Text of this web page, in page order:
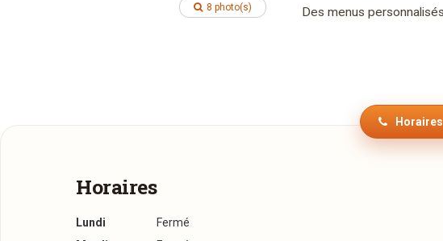
8 photo(s)
Des menus
Horaires
Lundi
Fermé